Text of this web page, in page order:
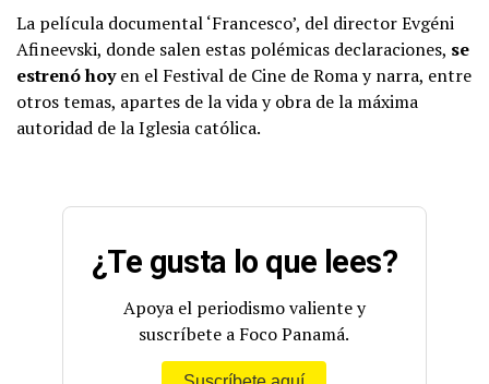
La película documental ‘Francesco’, del director Evgéni
Afineevski, donde salen estas polémicas declaraciones, se
estrenó hoyen el Festival de Cine de Roma y narra, entre
otros temas, apartes de la vida y obra de la máxima
autoridad de la Iglesia católica.
¿Te gusta lo que lees?
Apoya el periodismo valiente y
suscríbete a Foco Panamá.